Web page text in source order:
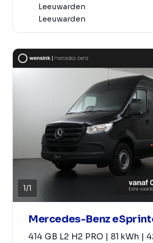
Leeuwarden
Leeuwarden
1/1
Mercedes-Benz
414 GB L2 H2 PRO | 81 kWh |